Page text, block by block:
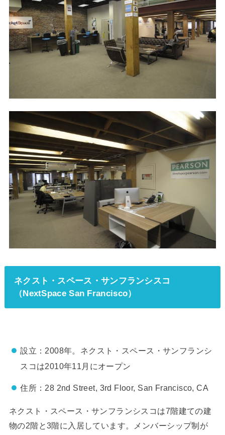
ネクスト・スペース・サンフランシスコ
（NextSpace San Francisco）
設立：2008年。ネクスト・スペース・サンフランシ
スコは2010年11月にオープン
住所：28 2nd Street, 3rd Floor, San Francisco, CA
ネクスト・スペース・サンフランシスコは7階建ての建
物の2階と3階に入居しています。メンバーシップ制が